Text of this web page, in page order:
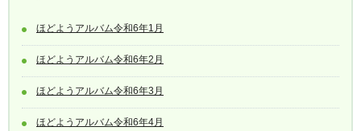
ほどようアルバム令和6年1月
ほどようアルバム令和6年2月
ほどようアルバム令和6年3月
ほどようアルバム令和6年4月